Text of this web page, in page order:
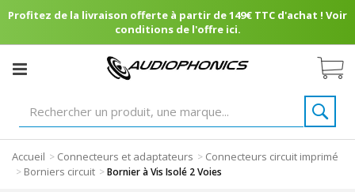
Profitez de la livraison offerte à partir de 149€ TTC d'achat ! Voir
conditions de l'offre ici.
Accueil > Connecteurs et adaptateurs > Connecteurs circuit imprimé
> Borniers circuit >Bornier à Vis Isolé 2 Voies